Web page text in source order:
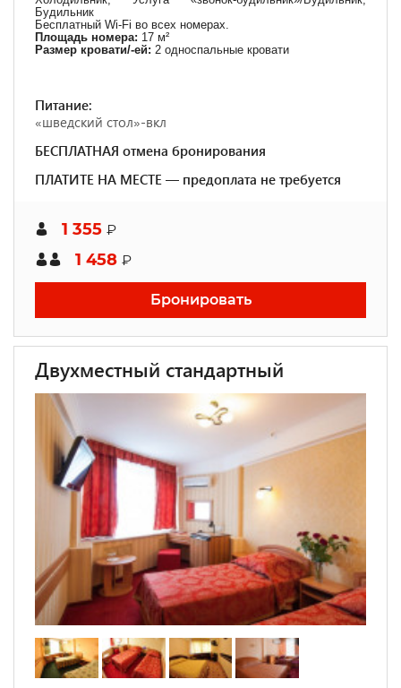
Будильник
Бесплатный Wi-Fi во всех номерах.
Площадь номера: 17 м²
Размер кровати/-ей: 2 односпальные кровати
Питание:
«шведский стол»-вкл
БЕСПЛАТНАЯ отмена бронирования
ПЛАТИТЕ НА МЕСТЕ — предоплата не требуется
1 355 ₽
1 458 ₽
Бронировать
Двухместный стандартный